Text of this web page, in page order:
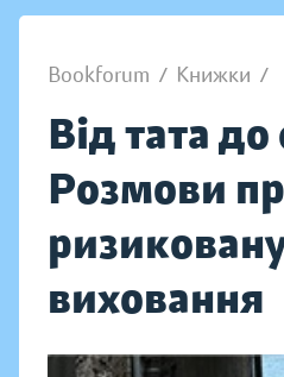
Bookforum / Книжки /
Від тата
Розмови
виховання